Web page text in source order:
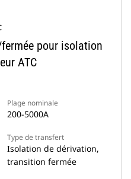
pour isolation
ATC
Plage nominale
200-5000A
Type de transfert
Isolation de dérivation,
transition fermée